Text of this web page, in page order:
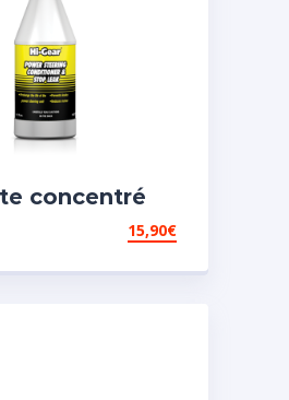
concentré
15,90€